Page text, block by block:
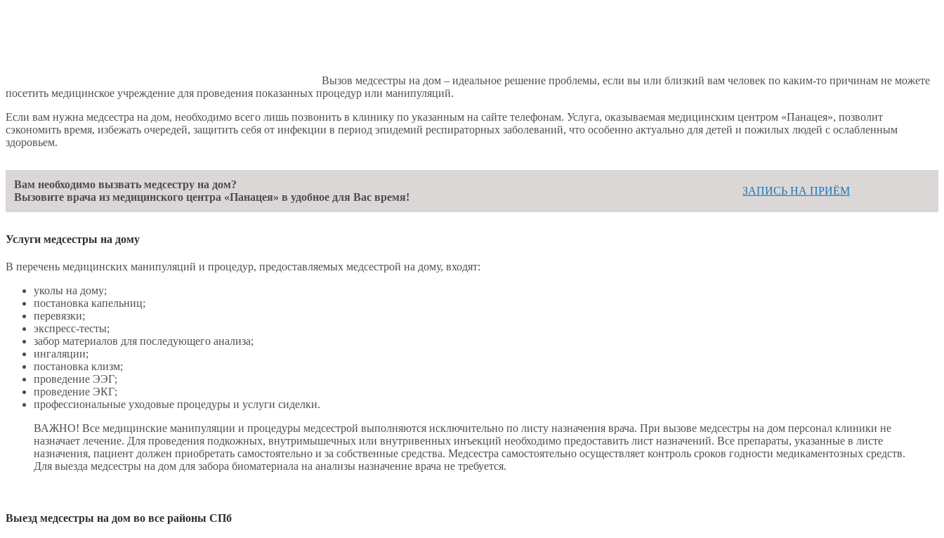
Вызов медсестры на дом – идеальное решение проблемы, если вы или близкий вам человек по каким-то причинам не можете
посетить медицинское учреждение для проведения показанных процедур или манипуляций.
Если вам нужна медсестра на дом, необходимо всего лишь позвонить в клинику по указанным на сайте телефонам. Услуга, оказываемая медицинским центром «Панацея», позволит
сэкономить время, избежать очередей, защитить себя от инфекции в период эпидемий респираторных заболеваний, что особенно актуально для детей и пожилых людей с ослабленным
здоровьем.
Вам необходимо вызвать медсестру на дом?
Вызовите врача из медицинского центра «Панацея» в удобное для Вас время!
ЗАПИСЬ НА ПРИЁМ
Услуги медсестры на дому
В перечень медицинских манипуляций и процедур, предоставляемых медсестрой на дому, входят:
уколы на дому;
постановка капельниц;
перевязки;
экспресс-тесты;
забор материалов для последующего анализа;
ингаляции;
постановка клизм;
проведение ЭЭГ;
проведение ЭКГ;
профессиональные уходовые процедуры и услуги сиделки.
ВАЖНО! Все медицинские манипуляции и процедуры медсестрой выполняются исключительно по листу назначения врача. При вызове медсестры на дом персонал клиники не
назначает лечение. Для проведения подкожных, внутримышечных или внутривенных инъекций необходимо предоставить лист назначений. Все препараты, указанные в листе
назначения, пациент должен приобретать самостоятельно и за собственные средства. Медсестра самостоятельно осуществляет контроль сроков годности медикаментозных средств.
Для выезда медсестры на дом для забора биоматериала на анализы назначение врача не требуется.
Выезд медсестры на дом во все районы СПб